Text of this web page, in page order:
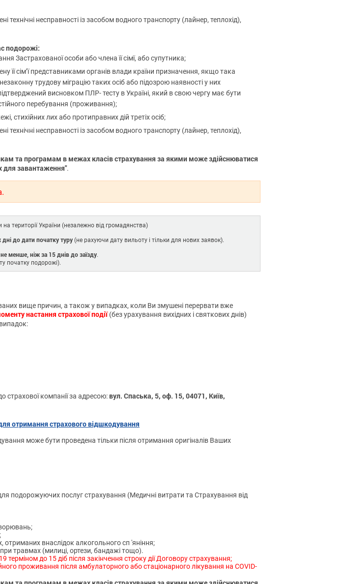
несправності із засобом водного транспорту (лайнер, теплохід),
подорожі:
Застрахованої особи або члена її сімї, або супутника;
її сім’ї представниками органів влади країни призначення, якщо така
трудову міграцію таких осіб або підозрою наявності у них
висновком ПЛР- тесту в Україні, який в свою чергу має бути
перебування (проживання);
стихійних лих або протиправних дій третіх осіб;
несправності із засобом водного транспорту (лайнер, теплохід),
та програмам в межах класів страхування за якими може здійснюватися
для завантаження".
на території України (незалежно від громадянства)
до дати початку туру (не рахуючи дату вильоту і тільки для нових заявок).
не менше, ніж за 15 днів до заїзду.
початку подорожі).
вище причин, а також у випадках, коли Ви змушені перервати вже
настання страхової події (без урахування вихідних і святкових днів)
компанії за адресою: вул. Спаська, 5, оф. 15, 04071, Київ,
отримання страхового відшкодування
може бути проведена тільки після отримання оригіналів Ваших
подорожуючих послуг страхування (Медичні витрати та Страхування від
внаслідок алкогольного сп 'яніння;
травмах (милиці, ортези, бандажі тощо).
до 15 діб після закінчення строку дії Договору страхування;
проживання після амбулаторного або стаціонарного лікування на COVID-